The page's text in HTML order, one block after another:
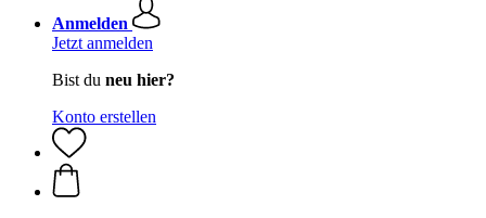
Anmelden
Jetzt anmelden
Bist du neu hier?
Konto erstellen